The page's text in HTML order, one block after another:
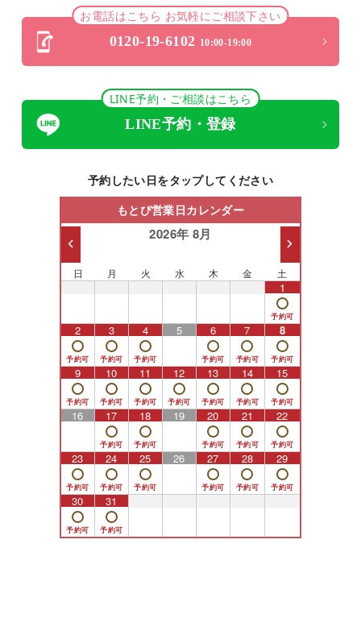
お電話はこちら お気軽にご相談下さい
0120-19-6102 10:00-19:00
LINE予約・ご相談はこちら
LINE予約・登録
予約したい日をタップしてください
もとび営業日カレンダー
2026年 8月
日 月 火 水 木 金 土
1
2 3 4 5 6 7 8
9 10 11 12 13 14 15
16 17 18 19 20 21 22
23 24 25 26 27 28 29
30 31